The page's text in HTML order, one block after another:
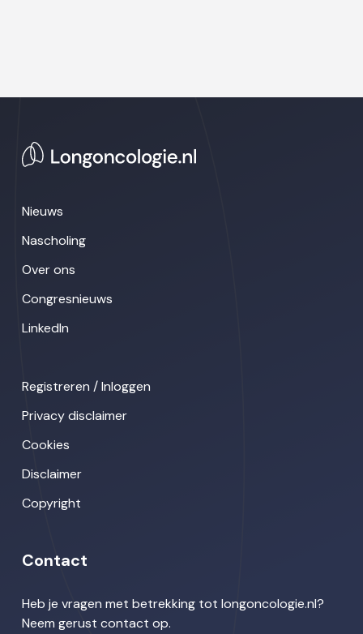
Nieuws
Nascholing
Over ons
Congresnieuws
LinkedIn
Registreren / Inloggen
Privacy disclaimer
Cookies
Disclaimer
Copyright
Contact
Heb je vragen met betrekking tot longoncologie.nl?
Neem gerust contact op.